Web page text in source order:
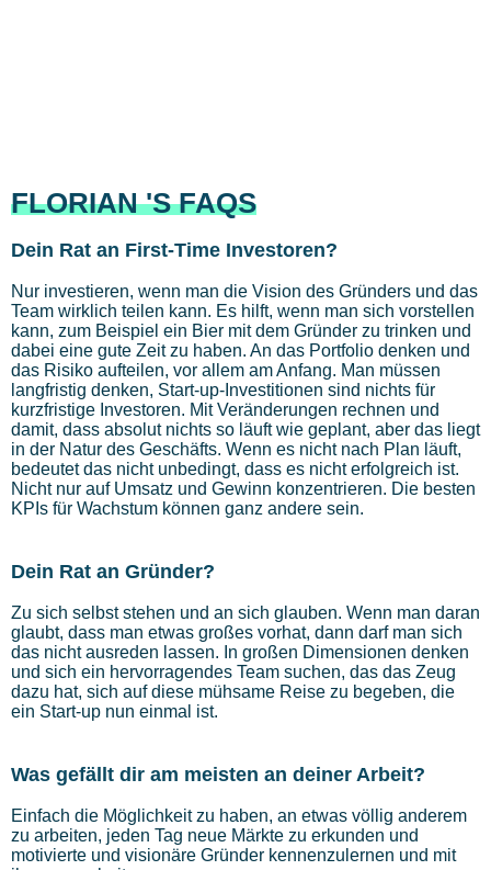
FLORIAN 'S FAQS
Dein Rat an First-Time Investoren?
Nur investieren, wenn man die Vision des Gründers und das
Team wirklich teilen kann. Es hilft, wenn man sich vorstellen
kann, zum Beispiel ein Bier mit dem Gründer zu trinken und
dabei eine gute Zeit zu haben. An das Portfolio denken und
das Risiko aufteilen, vor allem am Anfang. Man müssen
langfristig denken, Start-up-Investitionen sind nichts für
kurzfristige Investoren. Mit Veränderungen rechnen und
damit, dass absolut nichts so läuft wie geplant, aber das liegt
in der Natur des Geschäfts. Wenn es nicht nach Plan läuft,
bedeutet das nicht unbedingt, dass es nicht erfolgreich ist.
Nicht nur auf Umsatz und Gewinn konzentrieren. Die besten
KPIs für Wachstum können ganz andere sein.
Dein Rat an Gründer?
Zu sich selbst stehen und an sich glauben. Wenn man daran
glaubt, dass man etwas großes vorhat, dann darf man sich
das nicht ausreden lassen. In großen Dimensionen denken
und sich ein hervorragendes Team suchen, das das Zeug
dazu hat, sich auf diese mühsame Reise zu begeben, die
ein Start-up nun einmal ist.
Was gefällt dir am meisten an deiner Arbeit?
Einfach die Möglichkeit zu haben, an etwas völlig anderem
zu arbeiten, jeden Tag neue Märkte zu erkunden und
motivierte und visionäre Gründer kennenzulernen und mit